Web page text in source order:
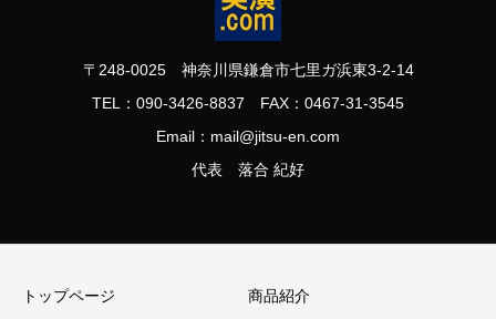
〒248-0025 神奈川県鎌倉市七里ガ浜東3-2-14
TEL：090-3426-8837 FAX：0467-31-3545
Email：mail@jitsu-en.com
代表 落合 紀好
トップページ 商品紹介